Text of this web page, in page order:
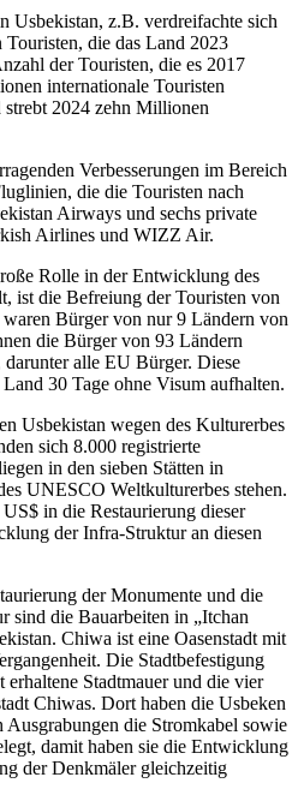
Usbekistan, z.B. verdreifachte sich
die das Land 2023
der Touristen, die es 2017
internationale Touristen
strebt 2024 zehn Millionen
Verbesserungen im Bereich
die die Touristen nach
Airways und sechs private
Airlines und WIZZ Air.
Rolle in der Entwicklung des
ist die Befreiung der Touristen von
Bürger von nur 9 Ländern von
die Bürger von 93 Ländern
alle EU Bürger. Diese
30 Tage ohne Visum aufhalten.
Usbekistan wegen des Kulturerbes
sich 8.000 registrierte
in den sieben Stätten in
UNESCO Weltkulturerbes stehen.
in die Restaurierung dieser
der Infra-Struktur an diesen
der Monumente und die
sind die Bauarbeiten in „Itchan
Chiwa ist eine Oasenstadt mit
Die Stadtbefestigung
erhaltene Stadtmauer und die vier
Chiwas. Dort haben die Usbeken
Ausgrabungen die Stromkabel sowie
damit haben sie die Entwicklung
der Denkmäler gleichzeitig